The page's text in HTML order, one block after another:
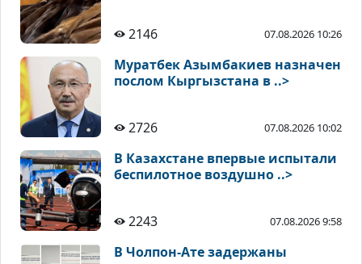
2146 07.08.2026 10:26
Муратбек Азымбакиев назначен
послом Кыргызстана в ..>
2726 07.08.2026 10:02
В Казахстане впервые испытали
беспилотное воздушно ..>
2243 07.08.2026 9:58
В Чолпон-Ате задержаны